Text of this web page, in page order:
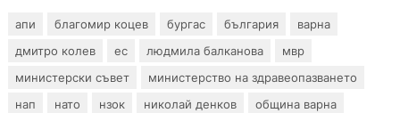
апи благомир коцев бургас българия
варна
дмитро колев
ес людмила балканова
мвр
министерски съвет
министерство на здравеопазването
нап
нато нзок николай денков
община варна